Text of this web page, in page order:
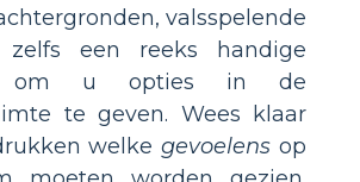
valsspelende
een reeks handige
om u opties in de
te geven. Wees klaar
welkegevoelens op